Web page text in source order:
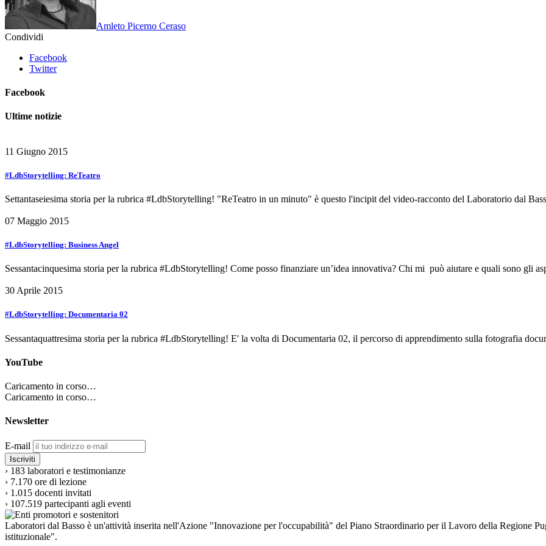
Amleto Picerno Ceraso
Condividi
Facebook
Twitter
Facebook
Ultime notizie
11 Giugno 2015
#LdbStorytelling: ReTeatro
Settantaseiesima storia per la rubrica #LdbStorytelling! "ReTeatro in un minuto" è questo l'incipit del video-racconto del Laboratorio dal
07 Maggio 2015
#LdbStorytelling: Business Angel
Sessantacinquesima storia per la rubrica #LdbStorytelling! Come posso finanziare un’idea innovativa? Chi mi può aiutare e quali sono gli
30 Aprile 2015
#LdbStorytelling: Documentaria 02
Sessantaquattresima storia per la rubrica #LdbStorytelling! E' la volta di Documentaria 02, il percorso di apprendimento sulla fotografia
YouTube
Caricamento in corso…
Caricamento in corso…
Newsletter
E-mail
› 183 laboratori e testimonianze
› 7.170 ore di lezione
› 1.015 docenti invitati
› 107.519 partecipanti agli eventi
Laboratori dal Basso è un'attività inserita nell'Azione "Innovazione per l'occupabilità" del Piano Straordinario per il Lavoro della Regione
istituzionale".